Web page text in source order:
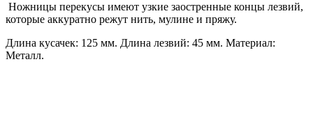
Ножницы перекусы имеют узкие заостренные концы лезвий,
которые аккуратно режут нить, мулине и пряжу.
Длина кусачек: 125 мм. Длина лезвий: 45 мм. Материал:
Металл.